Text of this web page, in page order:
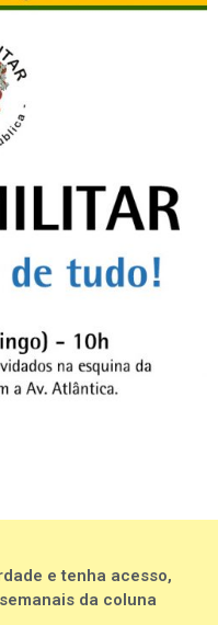
e tenha acesso,
da coluna